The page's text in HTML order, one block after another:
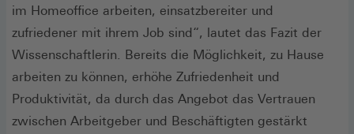
im Homeoffice arbeiten, einsatzbereiter und
zufriedener mit ihrem Job sind“, lautet das Fazit der
Wissenschaftlerin. Bereits die Möglichkeit, zu Hause
arbeiten zu können, erhöhe Zufriedenheit und
Produktivität, da durch das Angebot das Vertrauen
zwischen Arbeitgeber und Beschäftigten gestärkt